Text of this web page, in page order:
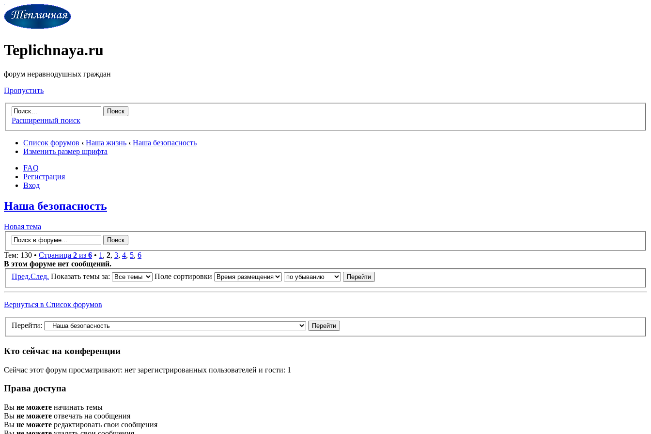
Teplichnaya.ru
форум неравнодушных граждан
Пропустить
Расширенный поиск
Список форумов ‹ Наша жизнь ‹ Наша безопасность
Изменить размер шрифта
FAQ
Регистрация
Вход
Наша безопасность
Новая тема
Тем: 130 • Страница 2 из 6 • 1 , 2, 3, 4, 5, 6
В этом форуме нет сообщений.
Пред.След. Показать темы за: Поле сортировки
Вернуться в Список форумов
Перейти:
Кто сейчас на конференции
Сейчас этот форум просматривают: нет зарегистрированных пользователей и гости: 1
Права доступа
Вы не можете начинать темы
Вы не можете отвечать на сообщения
Вы не можете редактировать свои сообщения